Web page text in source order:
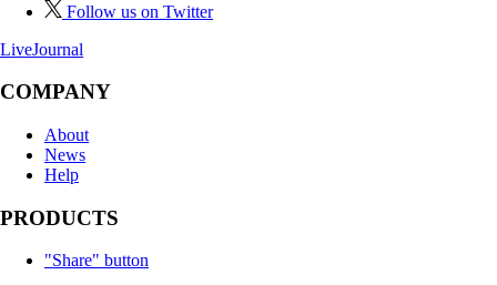
Follow us on Twitter
LiveJournal
COMPANY
About
News
Help
PRODUCTS
"Share" button